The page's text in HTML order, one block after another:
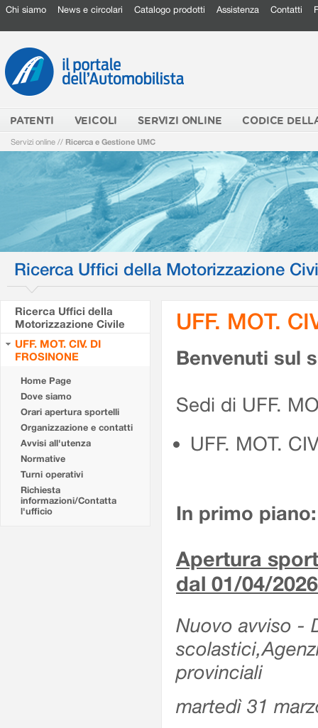
Chi siamo News e circolari Catalogo prodotti Assistenza Contatti
PATENTI VEICOLI SERVIZI ONLINE CODICE
Servizi online // Ricerca e Gestione UMC
Ricerca Uffici della Motorizzazione
Ricerca Uffici della
Motorizzazione Civile
UFF. MOT. CIV. DI
FROSINONE
Home Page
Dove siamo
Orari apertura sportelli
Organizzazione e contatti
Avvisi all'utenza
Normative
Turni operativi
Richiesta
informazioni/Contatta
l'ufficio
UFF. MOT.
Benvenuti sul
Sedi di UFF.
UFF. MOT.
In primo piano:
Apertura
dal 01/04/2026
Nuovo avviso -
provinciali
martedì 31